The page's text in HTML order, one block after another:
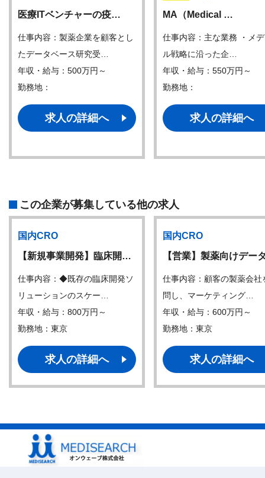
医療ITベンチャーの疫…
仕事内容：製薬企業を顧客とし
たデータベース研究受…
年収・給与：500万円～
勤務地：
求人の詳細へ
MA（Medical …
仕事内容：主な業務 ・メ
ル戦略に沿った企…
年収・給与：550万円～
勤務地：
求人の詳細へ
この企業が募集している他の求人
国内CRO
【新規事業開発】臨床開…
仕事内容：◆既存の臨床開発ソ
リューションのスケー…
年収・給与：800万円～
勤務地：東京
求人の詳細へ
国内CRO
【営業】製薬向けデー
仕事内容：顧客の製薬会社
問し、マーケティング…
年収・給与：600万円～
勤務地：東京
求人の詳細へ